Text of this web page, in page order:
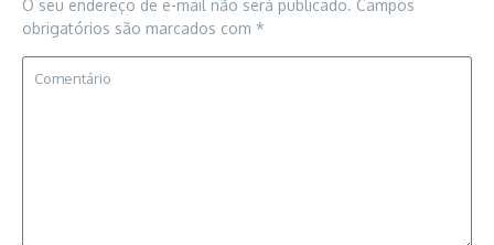
O seu endereço de e-mail não será publicado. Campos
obrigatórios são marcados com *